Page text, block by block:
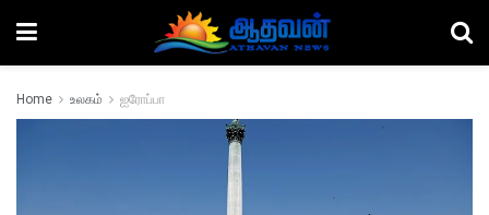
Home உலகம் ஐரோப்பா